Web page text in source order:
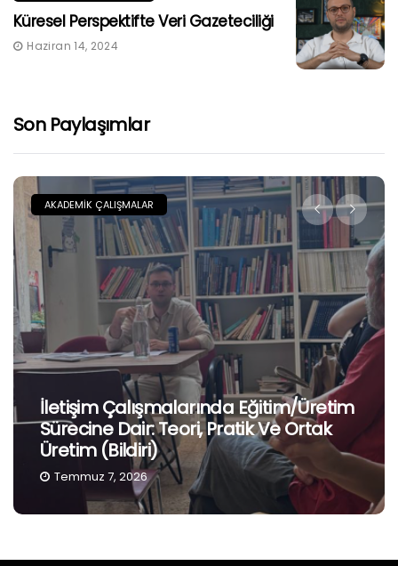
Küresel Perspektifte Veri Gazeteciliği
Haziran 14, 2024
Son Paylaşımlar
AKADEMIK ÇALIŞMALAR
İletişim Çalışmalarında Eğitim/Üretim
Sürecine Dair: Teori, Pratik Ve Ortak
Üretim (Bildiri)
Temmuz 7, 2026